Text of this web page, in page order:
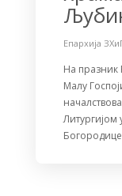
Епархија
На празник
Малу
Литургијом